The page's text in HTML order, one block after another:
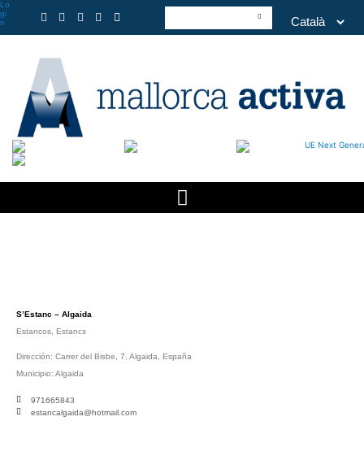
Lo
gi
n
S’Estanc – Algaida
Estancos Estancs
Dirección: Carrer del Bisbe, 7, Algaida, España
Municipio: Algaida
971665843
estancalgaida@hotmail.com